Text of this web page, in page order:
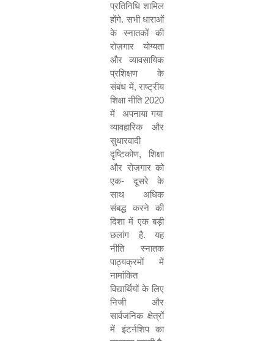
प्रतिनिधि शामिल
होंगे. सभी धाराओं
के स्नातकों की
रोज़गार योग्यता
और व्यावसायिक
प्रशिक्षण के
संबंध में, राष्ट्रीय
शिक्षा नीति 2020
में
अपनाया गया
व्यावहारिक और
सुधारवादी
दृष्टिकोण, शिक्षा
और रोज़गार को
एक- दूसरे के
साथ अधिक
संबद्ध करने की
दिशा में एक बड़ी
छलांग है. यह
नीति स्नातक
पाठ्यक्रमों में
नामांकित
विद्यार्थियों के लिए
निजी और
सार्वजनिक क्षेत्रों
में इंटर्नशिप का